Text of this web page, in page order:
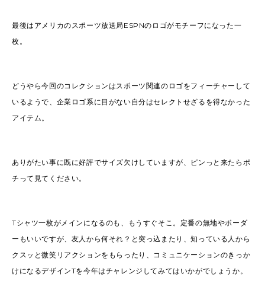
最後はアメリカのスポーツ放送局ESPNのロゴがモチーフになった一
枚。
どうやら今回のコレクションはスポーツ関連のロゴをフィーチャーして
いるようで、企業ロゴ系に目がない自分はセレクトせざるを得なかった
アイテム。
ありがたい事に既に好評でサイズ欠けしていますが、ピンっと来たらポ
チって見てください。
Tシャツ一枚がメインになるのも、もうすぐそこ。定番の無地やボーダ
ーもいいですが、友人から何それ？と突っ込またり、知っている人から
クスッと微笑リアクションをもらったり、コミュニケーションのきっか
けになるデザインTを今年はチャレンジしてみてはいかがでしょうか。